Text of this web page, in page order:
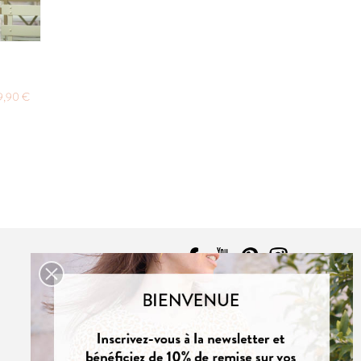
€
CONTACT